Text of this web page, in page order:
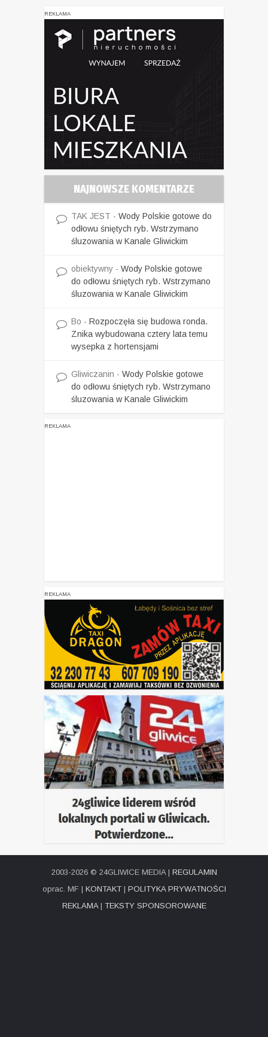
REKLAMA
NAJNOWSZE KOMENTARZE
TAK JEST - Wody Polskie gotowe do
odłowu śniętych ryb. Wstrzymano
śluzowania w Kanale Gliwickim
obiektywny - Wody Polskie gotowe
do odłowu śniętych ryb. Wstrzymano
śluzowania w Kanale Gliwickim
Bo - Rozpoczęła się budowa ronda.
Znika wybudowana cztery lata temu
wysepka z hortensjami
Gliwiczanin - Wody Polskie gotowe
do odłowu śniętych ryb. Wstrzymano
śluzowania w Kanale Gliwickim
REKLAMA
REKLAMA
2003-2026 © 24GLIWICE MEDIA | REGULAMIN
oprac. MF | KONTAKT| POLITYKA PRYWATNOŚCI
REKLAMA| TEKSTY SPONSOROWANE